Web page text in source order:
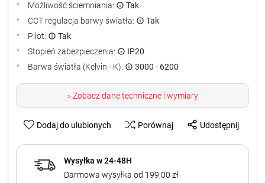
Możliwość ściemniania:
Tak
CCT regulacja barwy światła:
Tak
Pilot:
Tak
Stopień zabezpieczenia:
IP20
Barwa światła (Kelvin - K):
3000 - 6200
>Zobacz dane techniczne i wymiary
Dodaj do ulubionych Porównaj Udostępnij
Wysyłka w 24-48H
Darmowa wysyłka od 199,00 zł